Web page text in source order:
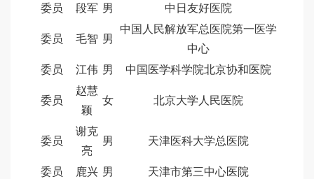
委员 段军 男 中日友好医院
委员 毛智 男
中国人民解放军总医院第一医学
中心
委员
江伟 男 中国医学科学院北京协和医院
委员
赵慧
颖
女 北京大学人民医院
委员
谢克
亮
男 天津医科大学总医院
委员 鹿兴 男 天津市第三中心医院